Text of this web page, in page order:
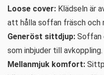
Loose cover: Klädseln är
att hålla soffan fräsch och
Generöst sittdjup: Soffan
som inbjuder till avkoppling.
Mellanmjuk komfort: